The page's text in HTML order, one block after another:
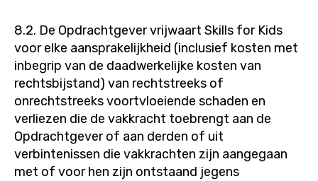
8.2. De Opdrachtgever vrijwaart Skills for Kids
voor elke aansprakelijkheid (inclusief kosten met
inbegrip van de daadwerkelijke kosten van
rechtsbijstand) van rechtstreeks of
onrechtstreeks voortvloeiende schaden en
verliezen die de vakkracht toebrengt aan de
Opdrachtgever of aan derden of uit
verbintenissen die vakkrachten zijn aangegaan
met of voor hen zijn ontstaand jegens